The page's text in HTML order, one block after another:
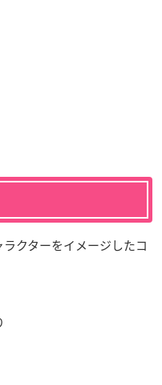
クターをイメージしたコ